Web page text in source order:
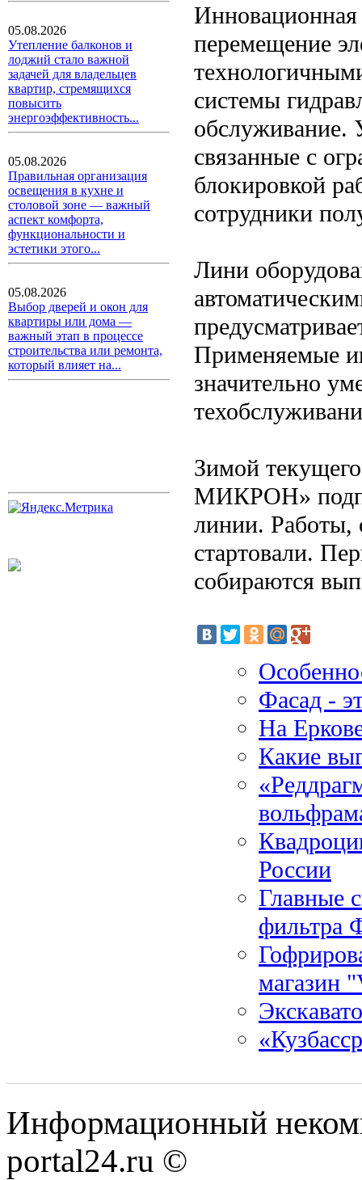
05.08.2026
Утепление балконов и
лоджий стало важной
задачей для владельцев
квартир, стремящихся
повысить
энергоэффективность...
05.08.2026
Правильная организация
освещения в кухне и
столовой зоне — важный
аспект комфорта,
функциональности и
эстетики этого...
05.08.2026
Выбор дверей и окон для
квартиры или дома —
важный этап в процессе
строительства или ремонта,
который влияет на...
Инновационная
перемещение
системы
обслуживание.
связанные с
блокировкой
сотрудники
Лини
Применяемые
значительно
Зимой
МИКРОН»
линии. Работы,
стартовали.
собираются
Фасад -
На
Какие
России
Главные
фильтра
магазин
Информационный
portal24.ru ©